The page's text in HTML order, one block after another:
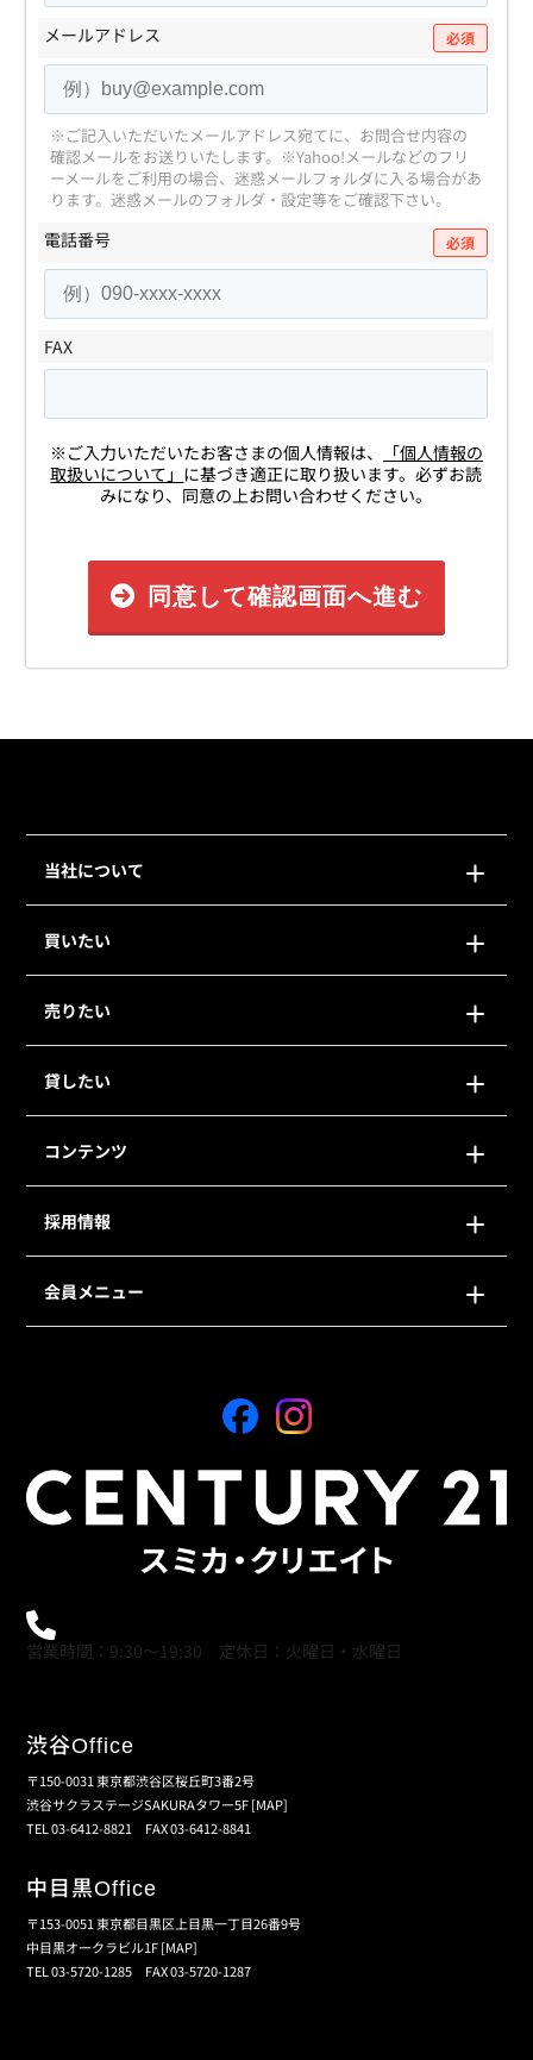
メールアドレス 必須
※ご記入いただいたメールアドレス宛てに、お問合せ内容の
確認メールをお送りいたします。 ※Yahoo!メールなどのフリ
ーメールをご利用の場合、迷惑メールフォルダに入る場合があ
ります。迷惑メールのフォルダ・設定等をご確認下さい。
電話番号 必須
FAX
※ご入力いただいたお客さまの個人情報は、
「個人情報の
取扱いについて」 に基づき適正に取り扱います。必ずお読
みになり、同意の上お問い合わせください。
同意して確認画面へ進む
当社について
買いたい
売りたい
貸したい
コンテンツ
採用情報
会員メニュー
営業時間：9:30～19:30 定休日：火曜日・水曜日
渋谷Office
〒150-0031 東京都渋谷区桜丘町3番2号
渋谷サクラステージSAKURAタワー5F[MAP]
TEL 03-6412-8821 FAX 03-6412-8841
中目黒Office
〒153-0051 東京都目黒区上目黒一丁目26番9号
中目黒オークラビル1F[MAP]
TEL 03-5720-1285 FAX 03-5720-1287